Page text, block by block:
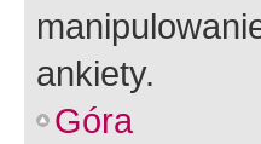
ankiety.
Góra